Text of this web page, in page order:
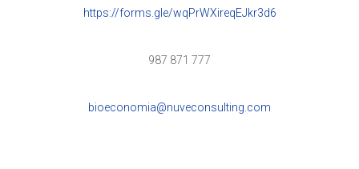
https://forms.gle/wqPrWXireqEJkr3d6
987 871 777
bioeconomia@nuveconsulting.com